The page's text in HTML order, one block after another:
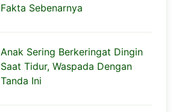
Fakta Sebenarnya
Anak Sering Berkeringat Dingin
Saat Tidur, Waspada Dengan
Tanda Ini